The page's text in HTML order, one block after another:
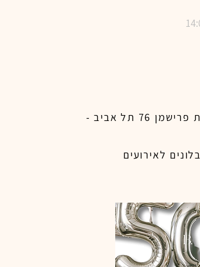
שימו לב ! מינימום הזמנת משלוח באתר לכל האיזורים האפשריים 450 ש״ח ו200 ש״ח מינימום לאיסוף - כתובת פרישמן 76 תל אביב -
בלונים לאירועים